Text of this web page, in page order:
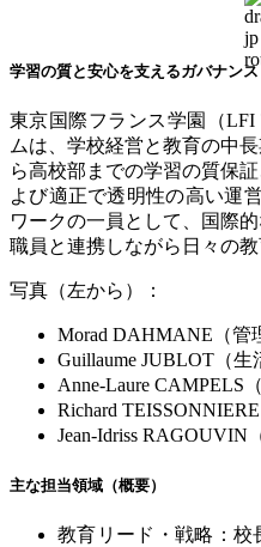
学習の質と安心を支えるガバナンス
東京国際フランス学園（LFI
ムは、学校経営と教育の中
ら高校部までの学習の質保
よび適正で透明性の高い運
ワークの一員として、国際
職員と連携しながら日々の教
写真（左から）：
Morad DAHMANE （
Guillaume JUBLOT （
Anne-Laure CAMPELS
Richard TEISSONNIERE
Jean-Idriss RAGOUVIN
主な担当領域（概要）
教育リード・戦略：校